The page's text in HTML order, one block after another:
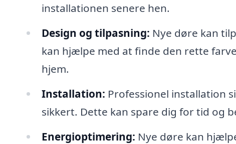
installationen senere hen.
Design og tilpasning: Nye døre kan
kan hjælpe med at finde den rette
hjem.
Installation: Professionel installation
sikkert. Dette kan spare dig for tid og
Energioptimering: Nye døre kan